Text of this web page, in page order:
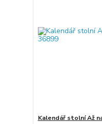
Kalendář stolní Až